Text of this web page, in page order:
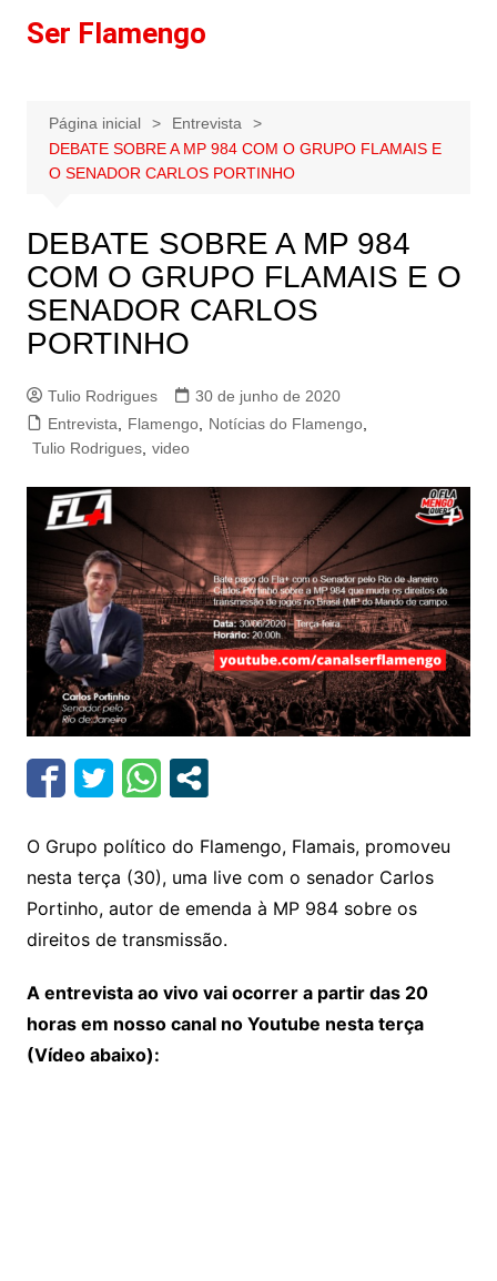
paraSer Flamengo
Página inicial
Entrevista
DEBATE SOBRE A MP 984 COM O GRUPO FLAMAIS E
O SENADOR CARLOS PORTINHO
DEBATE SOBRE A MP 984
COM O GRUPO FLAMAIS E O
SENADOR CARLOS
PORTINHO
Tulio Rodrigues
30 de junho de 2020
Entrevista
Flamengo, Notícias do Flamengo,
Tulio Rodrigues, video
O Grupo político do Flamengo, Flamais, promoveu
nesta terça (30), uma live com o senador Carlos
Portinho, autor de emenda à MP 984 sobre os
direitos de transmissão.
A entrevista ao vivo vai ocorrer a partir das 20
horas em nosso canal no Youtube nesta terça
(Vídeo abaixo):